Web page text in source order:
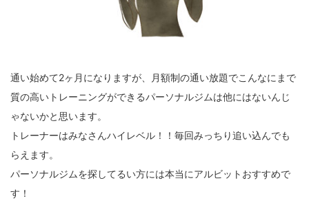
通い始めて2ヶ月になりますが、月額制の通い放題でこんなにまで
質の高いトレーニングができるパーソナルジムは他にはないんじ
ゃないかと思います。
トレーナーはみなさんハイレベル！！毎回みっちり追い込んでも
らえます。
パーソナルジムを探してるい方には本当にアルビットおすすめで
す！